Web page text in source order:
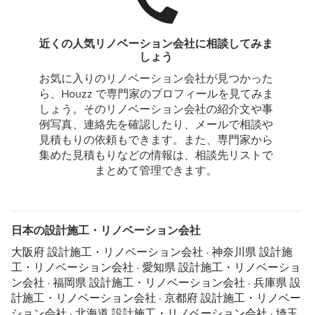
近くの人気リノベーション会社に相談してみま
しょう
お気に入りのリノベーション会社が見つかった
ら、Houzz で専門家のプロフィールを見てみま
しょう。そのリノベーション会社の紹介文や事
例写真、連絡先を確認したり、メールで相談や
見積もりの依頼もできます。また、専門家から
集めた見積もりなどの情報は、相談先リストで
まとめて管理できます。
日本の設計施工・リノベーション会社
大阪府 設計施工・リノベーション会社 · 神奈川県 設計施
工・リノベーション会社 · 愛知県 設計施工・リノベーショ
ン会社 · 福岡県 設計施工・リノベーション会社 · 兵庫県 設
計施工・リノベーション会社 · 京都府 設計施工・リノベー